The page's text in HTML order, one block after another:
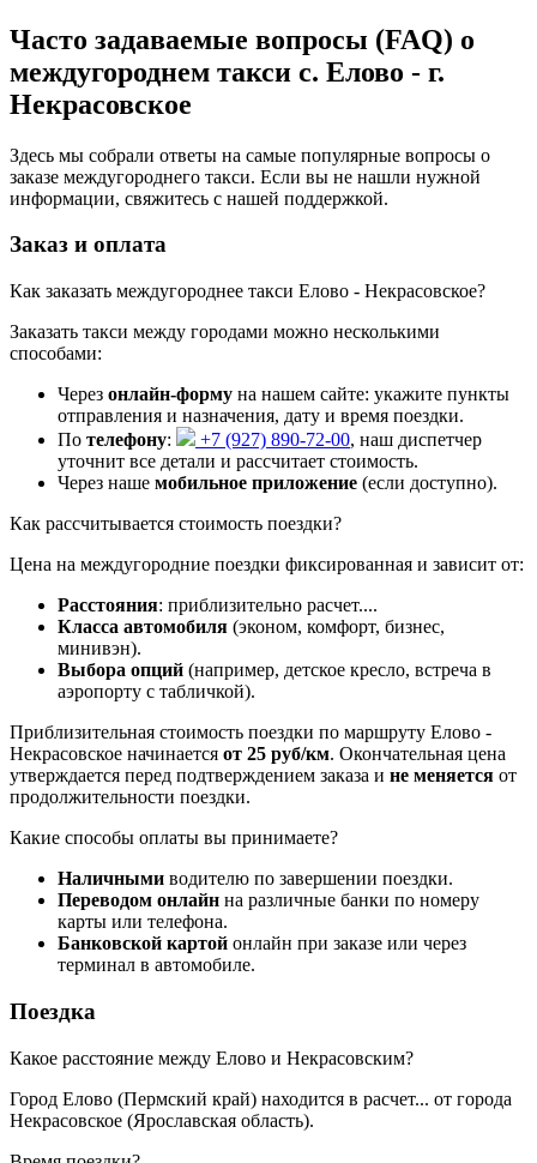
Часто задаваемые вопросы (FAQ) о
междугороднем такси с. Елово - г.
Некрасовское
Здесь мы собрали ответы на самые популярные вопросы о
заказе междугороднего такси. Если вы не нашли нужной
информации, свяжитесь с нашей поддержкой.
Заказ и оплата
Как заказать междугороднее такси Елово - Некрасовское?
Заказать такси между городами можно несколькими
способами:
Через онлайн-форму на нашем сайте: укажите пункты
отправления и назначения, дату и время поездки.
По телефону: +7 (927) 890-72-00, наш диспетчер
уточнит все детали и рассчитает стоимость.
Через наше мобильное приложение (если доступно).
Как рассчитывается стоимость поездки?
Цена на междугородние поездки фиксированная и зависит от:
Расстояния: приблизительно расчет....
Класса автомобиля (эконом, комфорт, бизнес,
минивэн).
Выбора опций (например, детское кресло, встреча в
аэропорту с табличкой).
Приблизительная стоимость поездки по маршруту Елово -
Некрасовское начинается от 25 руб/км. Окончательная цена
утверждается перед подтверждением заказа и не меняется от
продолжительности поездки.
Какие способы оплаты вы принимаете?
Наличными водителю по завершении поездки.
Переводом онлайн на различные банки по номеру
карты или телефона.
Банковской картой онлайн при заказе или через
терминал в автомобиле.
Поездка
Какое расстояние между Елово и Некрасовским?
Город Елово (Пермский край) находится в расчет... от города
Некрасовское (Ярославская область).